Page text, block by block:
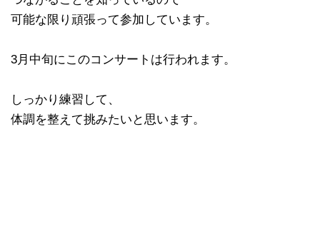
可能な限り頑張って参加しています。
3月中旬にこのコンサートは行われます。
しっかり練習して、
体調を整えて挑みたいと思います。